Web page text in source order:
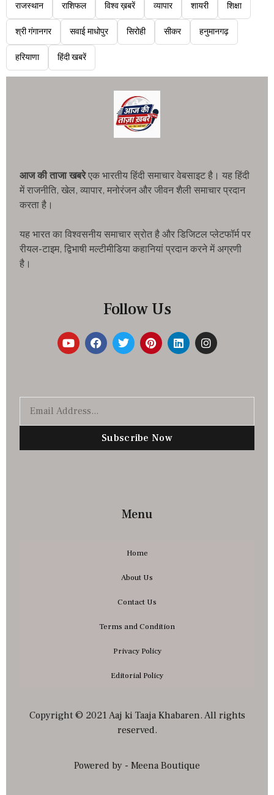
राजस्थान राशिफल विश्व ख़बरें व्यापार शायरी शिक्षा
श्री गंगानगर सवाई माधोपुर सिरोही सीकर हनुमानगढ़
हरियाणा हिंदी खबरें
आज की ताजा खबरेएक भारतीय हिंदी समाचार वेबसाइट है। यह हिंदी
में राजनीति, खेल, व्यापार, मनोरंजन और जीवन शैली समाचार प्रदान
करता है।
यह भारत का विश्वसनीय समाचार स्रोत है और डिजिटल प्लेटफॉर्म पर
रीयल-टाइम, द्विभाषी मल्टीमीडिया कहानियां प्रदान करने में अग्रणी
है।
Follow Us
Subscribe Now
Menu
Home
About Us
Contact Us
Terms and Condition
Privacy Policy
Editorial Policy
Copyright © 2021 Aaj ki Taaja Khabaren. All rights
reserved.
Powered by - Meena Boutique